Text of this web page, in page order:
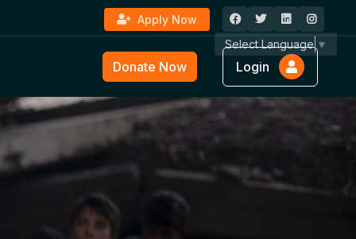
Apply Now
Select Language ▼
Donate Now Login